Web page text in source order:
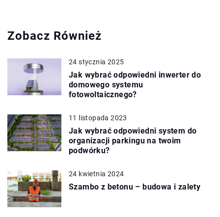
Zobacz Również
24 stycznia 2025
Jak wybrać odpowiedni inwerter do
domowego systemu
fotowoltaicznego?
11 listopada 2023
Jak wybrać odpowiedni system do
organizacji parkingu na twoim
podwórku?
24 kwietnia 2024
Szambo z betonu – budowa i zalety